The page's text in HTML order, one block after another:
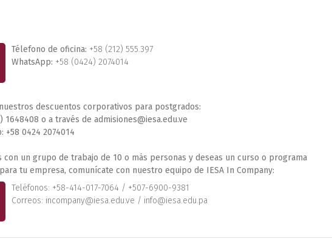
Télefono de oficina: +58 (212) 555.397
WhatsApp: +58 (0424) 2074014
descuentos corporativos para postgrados:
1648408 o a través de admisiones@iesa.edu.ve
+58 0424 2074014
con un grupo de trabajo de 10 o más personas y deseas un curso o programa
tu empresa, comunícate con nuestro equipo de IESA In Company:
Teléfonos: +58-414-017-7064 / +507-6900-9381
Correos: incompany@iesa.edu.ve / info@iesa.edu.pa